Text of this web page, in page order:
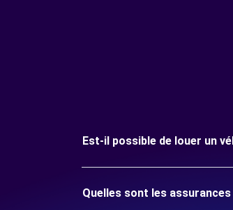
Est-il possible de louer un
Quelles sont les